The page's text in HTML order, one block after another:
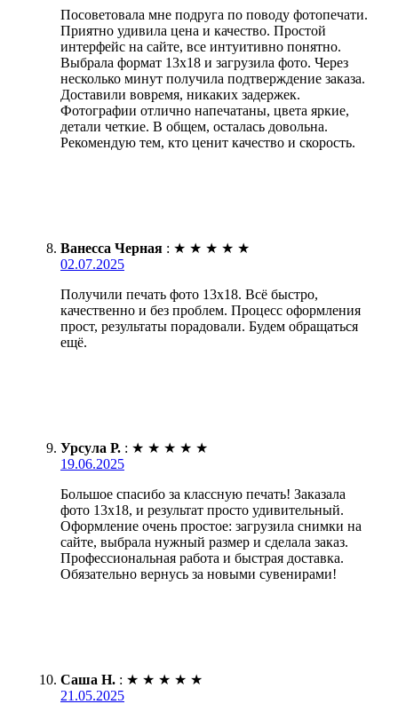
Посоветовала мне подруга по поводу фотопечати.
Приятно удивила цена и качество. Простой
интерфейс на сайте, все интуитивно понятно.
Выбрала формат 13х18 и загрузила фото. Через
несколько минут получила подтверждение заказа.
Доставили вовремя, никаких задержек.
Фотографии отлично напечатаны, цвета яркие,
детали четкие. В общем, осталась довольна.
Рекомендую тем, кто ценит качество и скорость.
Ванесса Черная : ★ ★ ★ ★ ★
02.07.2025
Получили печать фото 13х18. Всё быстро,
качественно и без проблем. Процесс оформления
прост, результаты порадовали. Будем обращаться
ещё.
Урсула Р. : ★ ★ ★ ★ ★
19.06.2025
Большое спасибо за классную печать! Заказала
фото 13х18, и результат просто удивительный.
Оформление очень простое: загрузила снимки на
сайте, выбрала нужный размер и сделала заказ.
Профессиональная работа и быстрая доставка.
Обязательно вернусь за новыми сувенирами!
Саша Н. : ★ ★ ★ ★ ★
21.05.2025